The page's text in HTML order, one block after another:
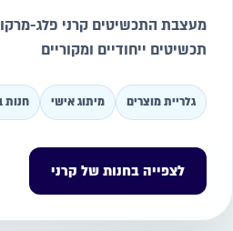
מעצבת התכשיטים קרני פלג-
תכשיטים ייחודיים ומקוריים
גלריית מוצרים מיתוג אישי חנות
לצפייה בחנות של קרני